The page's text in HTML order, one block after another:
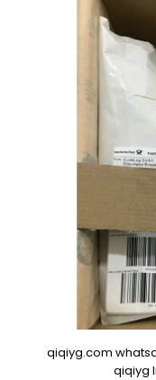
qiqiyg.com
qiqiyg